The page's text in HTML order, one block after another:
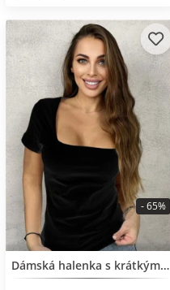
BESTSELLERDámská halenka s krátkým rukávem
- 65%